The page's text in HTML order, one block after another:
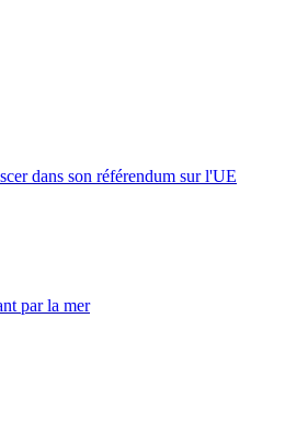
dans son référendum sur l'UE
par la mer